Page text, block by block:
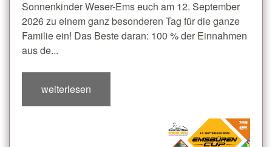
Sonnenkinder Weser-Ems euch am 12. September
2026 zu einem ganz besonderen Tag für die ganze
Familie ein! Das Beste daran: 100 % der Einnahmen
aus de...
weiterlesen